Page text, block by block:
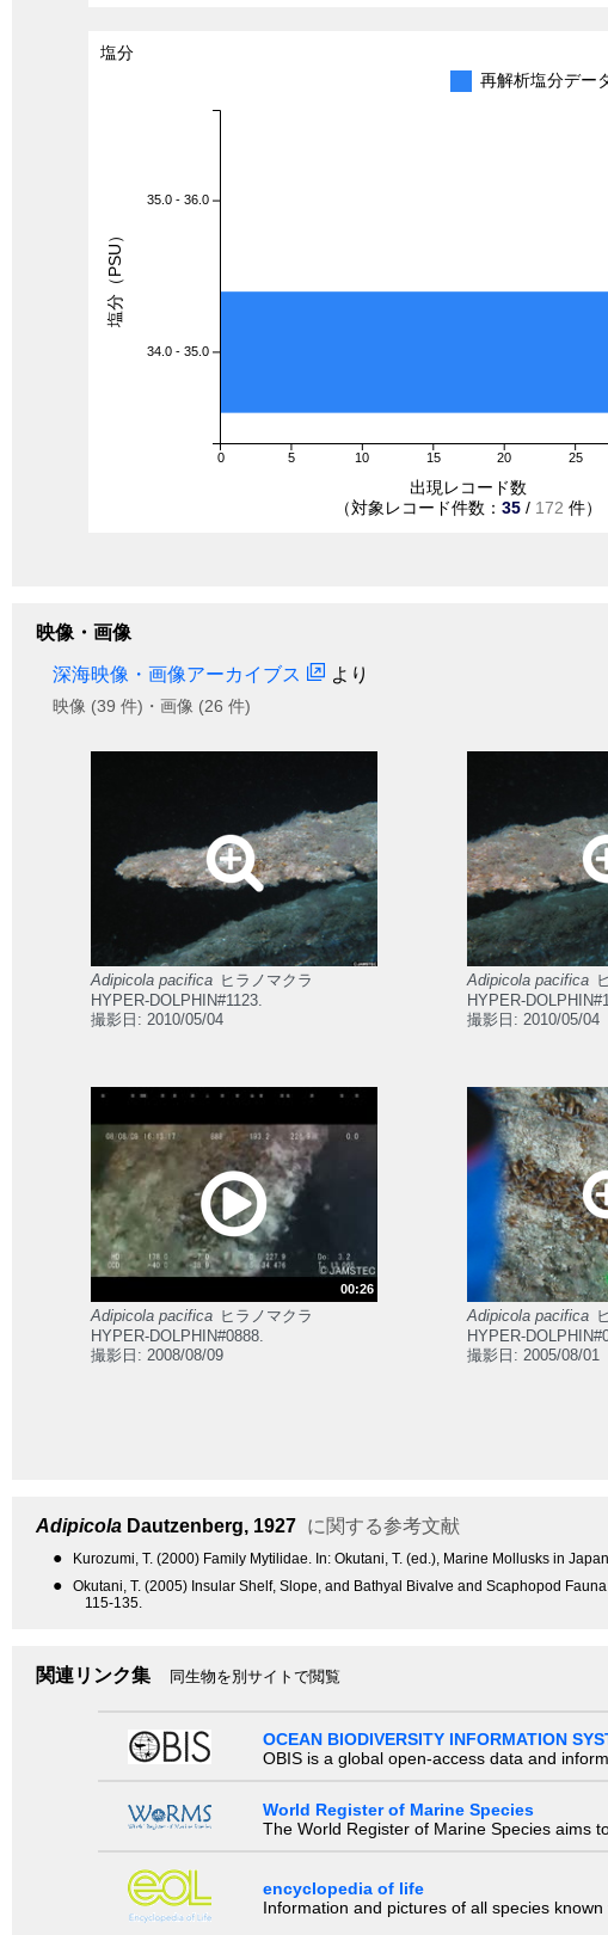
塩分
再解析塩分デー
0 5 10 15 20 25
35.0 - 36.0
34.0 - 35.0
出現レコード数
（対象レコード件数： 35 / 172 件）
塩分（PSU）
映像・画像
深海映像・画像アーカイブス より
映像 (39 件)・画像 (26 件)
Adipicola pacifica ヒラノマクラ
HYPER-DOLPHIN#1123.
撮影日: 2010/05/04
Adipicola pacifica
HYPER-
撮影日: 2010/05/04
00:26
Adipicola pacifica ヒラノマクラ
HYPER-DOLPHIN#0888.
撮影日: 2008/08/09
Adipicola pacifica
HYPER-
撮影日: 2005/08/01
Adipicola Dautzenberg, 1927 に関する参考文献
● Kurozumi, T. (2000) Family Mytilidae. In: Okutani, T. (ed.), Marine Mollusks in
●
Okutani, T. (2005) Insular Shelf, Slope, and Bathyal Bivalve and Scaphopod
115-135.
関連リンク集 同生物を別サイトで閲覧
OCEAN BIODIVERSITY INFORMATION
OBIS is a global open-access data and
World Register of Marine Species
The World Register of Marine Species aims
encyclopedia of life
Information and pictures of all species known